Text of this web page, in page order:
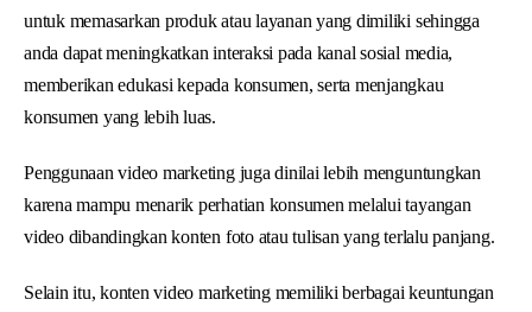
untuk memasarkan produk atau layanan yang dimiliki sehingga
anda dapat meningkatkan interaksi pada kanal sosial media,
memberikan edukasi kepada konsumen, serta menjangkau
konsumen yang lebih luas.
Penggunaan video marketing juga dinilai lebih menguntungkan
karena mampu menarik perhatian konsumen melalui tayangan
video dibandingkan konten foto atau tulisan yang terlalu panjang.
Selain itu, konten video marketing memiliki berbagai keuntungan